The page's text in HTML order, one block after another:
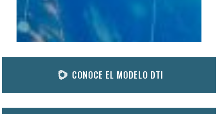
CONOCE EL MODELO DTI